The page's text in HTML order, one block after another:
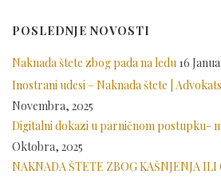
POSLEDNJE NOVOSTI
Naknada štete zbog pada na ledu 16
Inostrani udesi – Naknada štete |
Novembra, 2025
Digitalni dokazi u parničnom postupku-
Oktobra, 2025
NAKNADA ŠTETE ZBOG KAŠNJENJA